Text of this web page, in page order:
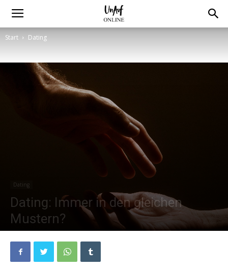
Start Dating
Dating
Dating: Immer in den gleichen
Mustern?